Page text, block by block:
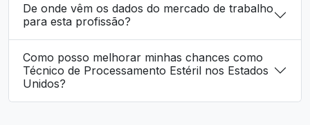
De onde vêm os dados do mercado de trabalho
para esta profissão?
Como posso melhorar minhas chances como
Técnico de Processamento Estéril nos Estados
Unidos?